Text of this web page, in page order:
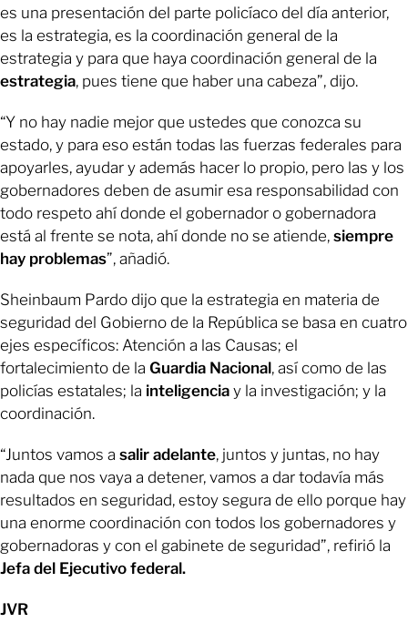
es una presentación del parte policíaco del día anterior,
es la estrategia, es la coordinación general de la
estrategia y para que haya coordinación general de la
estrategia, pues tiene que haber una cabeza”, dijo.
“Y no hay nadie mejor que ustedes que conozca su
estado, y para eso están todas las fuerzas federales para
apoyarles, ayudar y además hacer lo propio, pero las y los
gobernadores deben de asumir esa responsabilidad con
todo respeto ahí donde el gobernador o gobernadora
está al frente se nota, ahí donde no se atiende, siempre
hay problemas”, añadió.
Sheinbaum Pardo dijo que la estrategia en materia de
seguridad del Gobierno de la República se basa en cuatro
ejes específicos: Atención a las Causas; el
fortalecimiento de la Guardia Nacional, así como de las
policías estatales; la inteligencia y la investigación; y la
coordinación.
“Juntos vamos a salir adelante, juntos y juntas, no hay
nada que nos vaya a detener, vamos a dar todavía más
resultados en seguridad, estoy segura de ello porque hay
una enorme coordinación con todos los gobernadores y
gobernadoras y con el gabinete de seguridad”, refirió la
Jefa del Ejecutivo federal.
JVR